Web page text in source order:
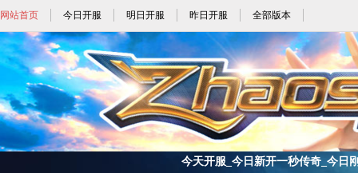
网站首页 今日开服 明日开服 昨日开服 全部版本
今天开服_今日新开一秒传奇_今日